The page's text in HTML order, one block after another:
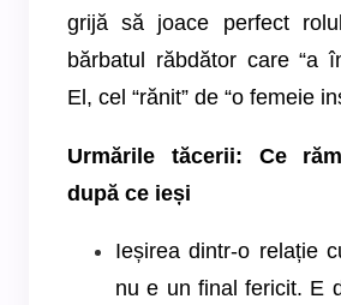
grijă să joace perfect
bărbatul răbdător care “a
El, cel “rănit” de “o femeie
Urmările tăcerii: Ce
după ce ieși
Ieșirea dintr-o relație
nu e un final fericit. E